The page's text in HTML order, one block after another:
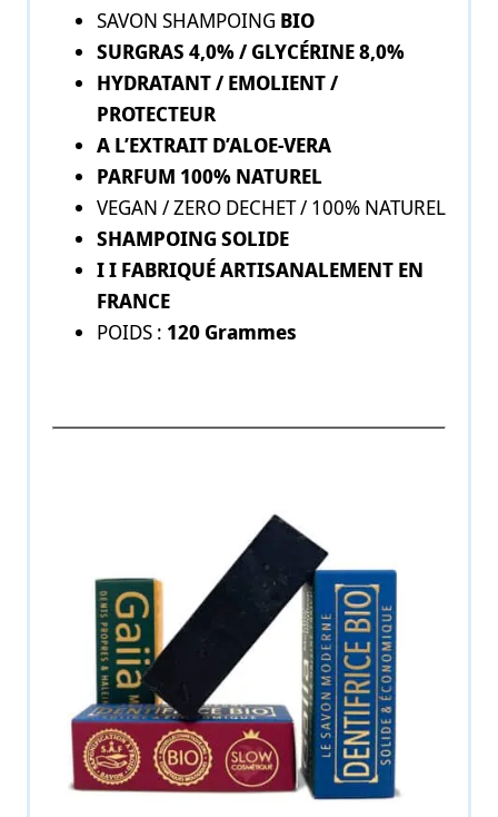
SAVON SHAMPOING BIO
SURGRAS 4,0% / GLYCÉRINE 8,0%
HYDRATANT / EMOLIENT /
PROTECTEUR
A L’EXTRAIT D’ALOE-VERA
PARFUM 100% NATUREL
VEGAN / ZERO DECHET / 100% NATUREL
SHAMPOING SOLIDE
I I FABRIQUÉ ARTISANALEMENT EN
FRANCE
POIDS : 120 Grammes